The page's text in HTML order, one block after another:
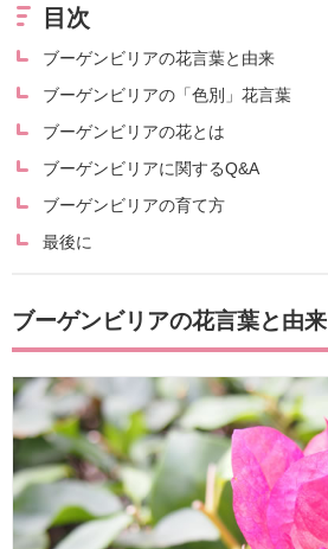
目次
ブーゲンビリアの花言葉と由来
ブーゲンビリアの「色別」花言葉
ブーゲンビリアの花とは
ブーゲンビリアに関するQ&A
ブーゲンビリアの育て方
最後に
ブーゲンビリアの花言葉と由来